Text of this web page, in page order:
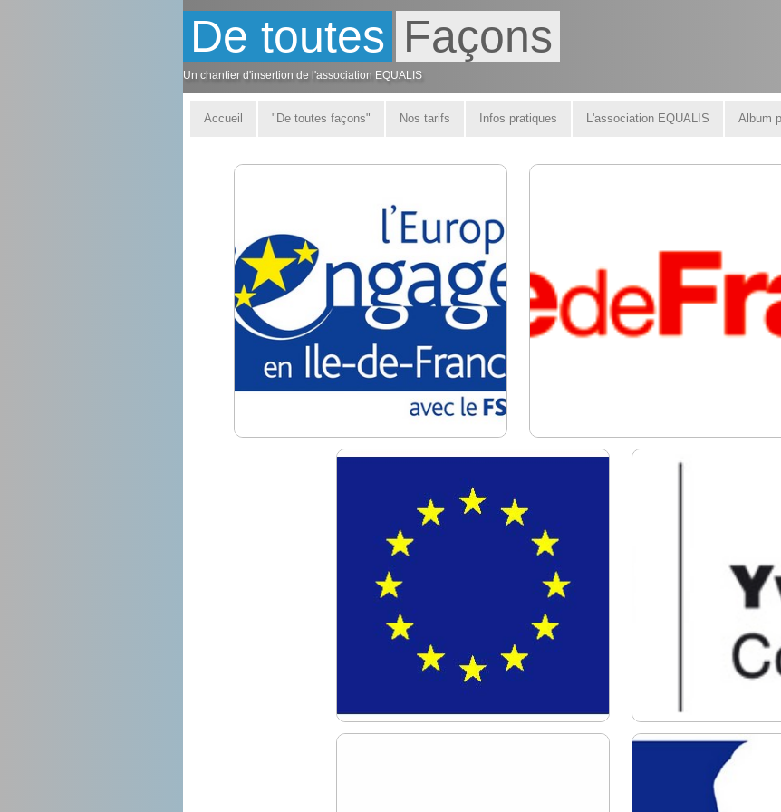
De toutes Façons
Un chantier d'insertion de l'association EQUALIS
Accueil "De toutes façons" Nos tarifs Infos pratiques L'association EQUALIS Album